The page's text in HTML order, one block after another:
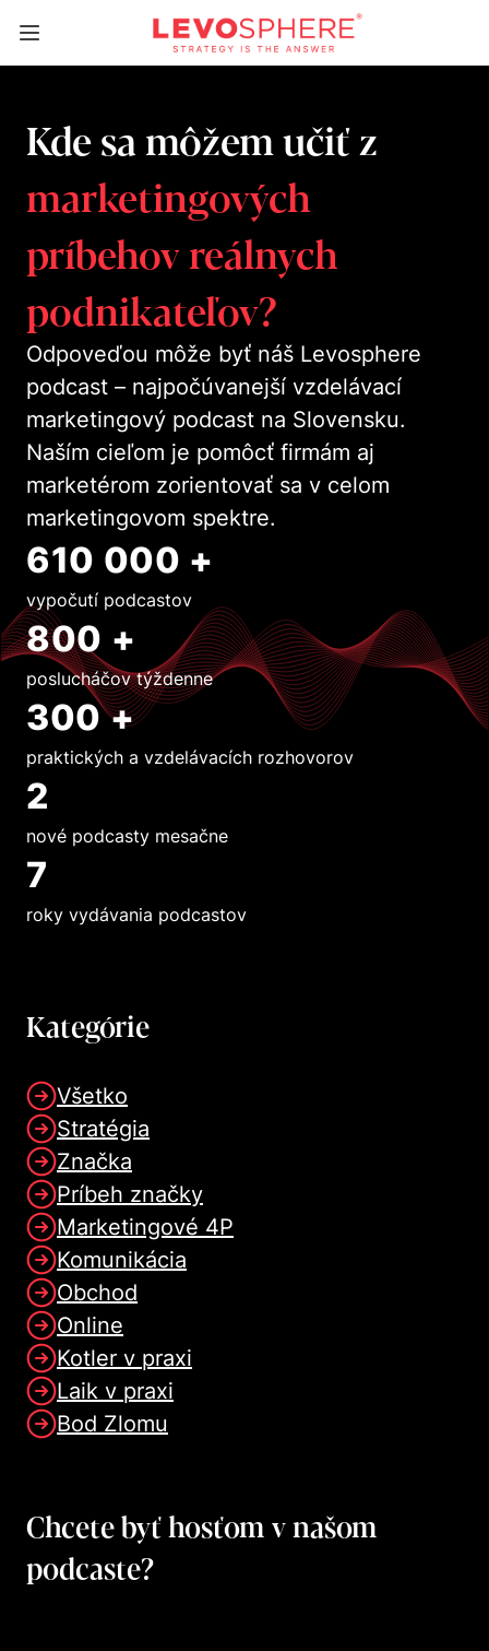
Kde sa môžem učiť z
marketingových
príbehov reálnych
podnikateľov?
Odpoveďou môže byť náš Levosphere
podcast – najpočúvanejší vzdelávací
marketingový podcast na Slovensku.
Naším cieľom je pomôcť firmám aj
marketérom zorientovať sa v celom
marketingovom spektre.
610 000 +
vypočutí podcastov
800 +
poslucháčov týždenne
300 +
praktických a vzdelávacích rozhovorov
2
nové podcasty mesačne
7
roky vydávania podcastov
Kategórie
Všetko
Stratégia
Značka
Príbeh značky
Marketingové 4P
Komunikácia
Obchod
Online
Kotler v praxi
Laik v praxi
Bod Zlomu
Chcete byť hosťom v našom
podcaste?